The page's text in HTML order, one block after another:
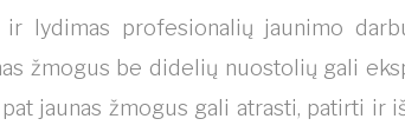
lydimas profesionalių jaunimo
žmogus be didelių nuostolių gali
jaunas žmogus gali atrasti, patirti ir